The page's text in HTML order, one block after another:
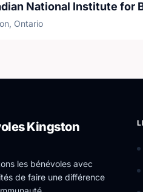
Ontario
Kingston
les bénévoles avec
de faire une différence